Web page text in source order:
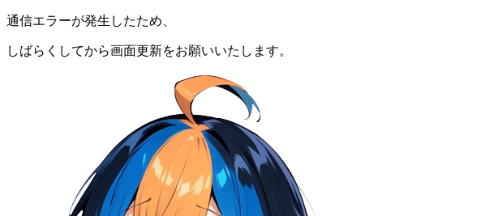
通信エラーが発生したため、
しばらくしてから画面更新をお願いいたします。